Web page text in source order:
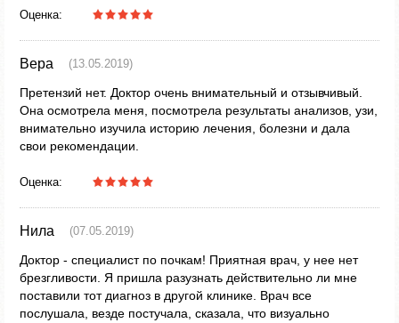
Оценка:
Вера (13.05.2019)
Претензий нет. Доктор очень внимательный и отзывчивый.
Она осмотрела меня, посмотрела результаты анализов, узи,
внимательно изучила историю лечения, болезни и дала
свои рекомендации.
Оценка:
Нила (07.05.2019)
Доктор - специалист по почкам! Приятная врач, у нее нет
брезгливости. Я пришла разузнать действительно ли мне
поставили тот диагноз в другой клинике. Врач все
послушала, везде постучала, сказала, что визуально